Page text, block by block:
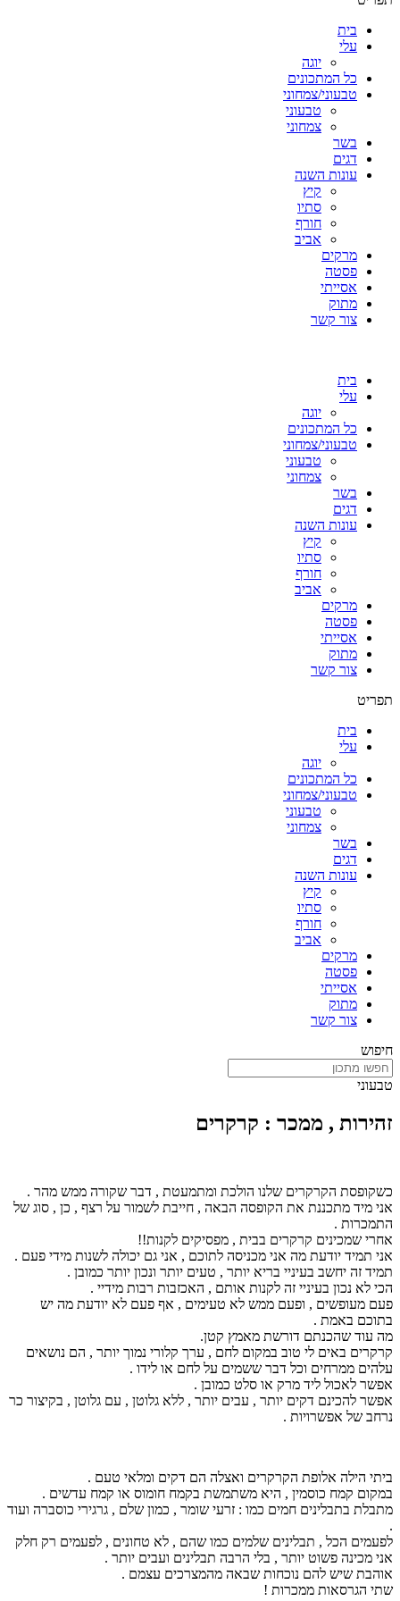
בית
עלי
יוגה
כל המתכונים
טבעוני/צמחוני
טבעוני
צמחוני
בשר
דגים
עונות השנה
קיץ
סתיו
חורף
אביב
מרקים
פסטה
אסייתי
מתוק
צור קשר
בית
עלי
יוגה
כל המתכונים
טבעוני/צמחוני
טבעוני
צמחוני
בשר
דגים
עונות השנה
קיץ
סתיו
חורף
אביב
מרקים
פסטה
אסייתי
מתוק
צור קשר
תפריט
בית
עלי
יוגה
כל המתכונים
טבעוני/צמחוני
טבעוני
צמחוני
בשר
דגים
עונות השנה
קיץ
סתיו
חורף
אביב
מרקים
פסטה
אסייתי
מתוק
צור קשר
חיפוש
טבעוני
זהירות , ממכר : קרקרים
כשקופסת הקרקרים שלנו הולכת ומתמעטת , דבר שקורה ממש מהר .
אני מיד מתכננת את הקופסה הבאה , חייבת לשמור על רצף , כן , סוג של
התמכרות .
אחרי שמכינים קרקרים בבית , מפסיקים לקנות!!
אני תמיד יודעת מה אני מכניסה לתוכם , אני גם יכולה לשנות מידי פעם .
תמיד זה יחשב בעיניי בריא יותר , טעים יותר ונכון יותר כמובן .
הכי לא נכון בעיניי זה לקנות אותם , האכזבות רבות מידיי .
פעם מעופשים , ופעם ממש לא טעימים , אף פעם לא יודעת מה יש
בתוכם באמת .
מה עוד שהכנתם דורשת מאמץ קטן.
קרקרים באים לי טוב במקום לחם , ערך קלורי נמוך יותר , הם נושאים
עלהים ממרחים וכל דבר ששמים על לחם או לידו .
אפשר לאכול ליד מרק או סלט כמובן .
אפשר להכינם דקים יותר , עבים יותר , ללא גלוטן , עם גלוטן , בקיצור כר
נרחב של אפשרויות .
ביתי הילה אלופת הקרקרים ואצלה הם דקים ומלאי טעם .
במקום קמח כוסמין , היא משתמשת בקמח חומוס או קמח עדשים .
מתבלת בתבלינים חמים כמו : זרעי שומר , כמון שלם , גרגירי כוסברה ועוד
.
לפעמים הכל , תבלינים שלמים כמו שהם , לא טחונים , לפעמים רק חלק
אני מכינה פשוט יותר , בלי הרבה תבלינים ועבים יותר .
אוהבת שיש להם נוכחות שבאה מהמצרכים עצמם .
שתי הגרסאות ממכרות !